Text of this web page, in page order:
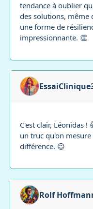
tendance à oublier
des solutions, même
une forme de
impressionnante. 👏
C'est clair, Léonidas !
un truc qu'on
différence. 😉
Rolf